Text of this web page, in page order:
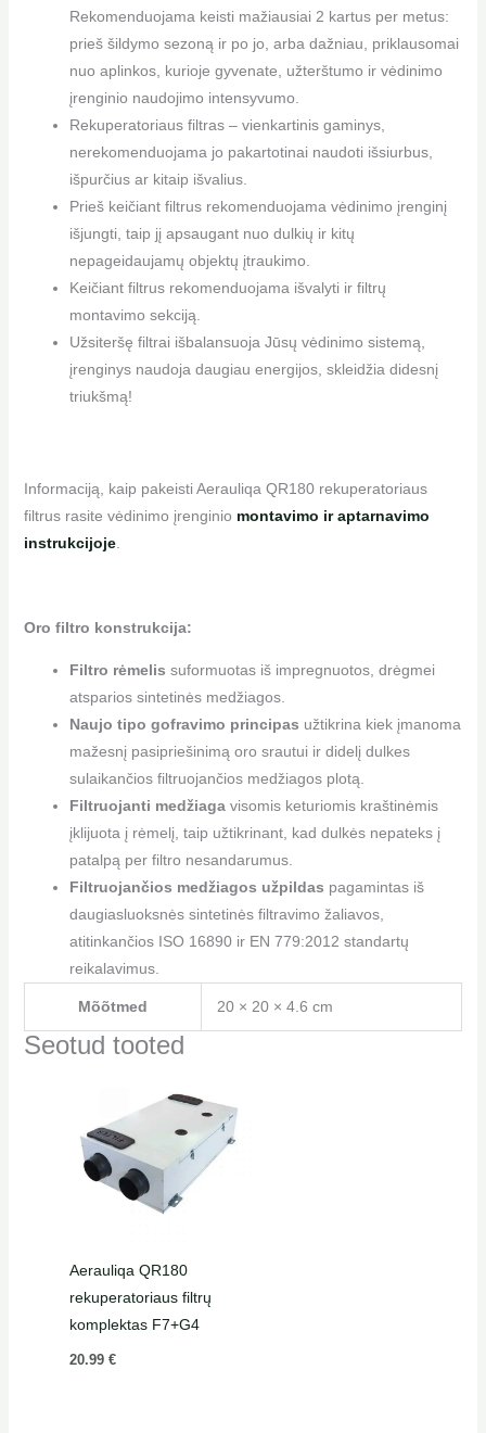
Rekomenduojama keisti mažiausiai 2 kartus per metus:
prieš šildymo sezoną ir po jo, arba dažniau, priklausomai
nuo aplinkos, kurioje gyvenate, užterštumo ir vėdinimo
įrenginio naudojimo intensyvumo.
Rekuperatoriaus filtras – vienkartinis gaminys,
nerekomenduojama jo pakartotinai naudoti išsiurbus,
išpurčius ar kitaip išvalius.
Prieš keičiant filtrus rekomenduojama vėdinimo įrenginį
išjungti, taip jį apsaugant nuo dulkių ir kitų
nepageidaujamų objektų įtraukimo.
Keičiant filtrus rekomenduojama išvalyti ir filtrų
montavimo sekciją.
Užsiteršę filtrai išbalansuoja Jūsų vėdinimo sistemą,
įrenginys naudoja daugiau energijos, skleidžia didesnį
triukšmą!
Informaciją, kaip pakeisti Aerauliqa QR180 rekuperatoriaus
filtrus rasite vėdinimo įrenginio montavimo ir aptarnavimo
instrukcijoje.
Oro filtro konstrukcija:
Filtro rėmelis suformuotas iš impregnuotos, drėgmei
atsparios sintetinės medžiagos.
Naujo tipo gofravimo principas užtikrina kiek įmanoma
mažesnį pasipriešinimą oro srautui ir didelį dulkes
sulaikančios filtruojančios medžiagos plotą.
Filtruojanti medžiagavisomis keturiomis kraštinėmis
įklijuota į rėmelį, taip užtikrinant, kad dulkės nepateks į
patalpą per filtro nesandarumus.
Filtruojančios medžiagos užpildas pagamintas iš
daugiasluoksnės sintetinės filtravimo žaliavos,
atitinkančios ISO 16890 ir EN 779:2012 standartų
reikalavimus.
Mõõtmed 20 × 20 × 4.6 cm
Seotud tooted
Aerauliqa QR180
rekuperatoriaus filtrų
komplektas F7+G4
20.99 €